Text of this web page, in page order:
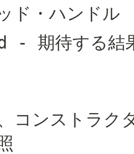
ド・ハンドル
- 期待する結
コンストラク